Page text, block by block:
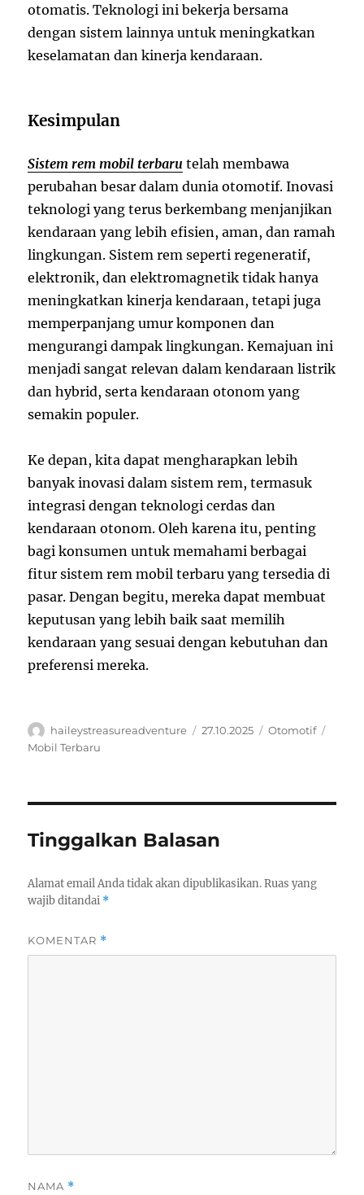
otomatis. Teknologi ini bekerja bersama
dengan sistem lainnya untuk meningkatkan
keselamatan dan kinerja kendaraan.
Kesimpulan
Sistem rem mobil terbaru telah membawa
perubahan besar dalam dunia otomotif. Inovasi
teknologi yang terus berkembang menjanjikan
kendaraan yang lebih efisien, aman, dan ramah
lingkungan. Sistem rem seperti regeneratif,
elektronik, dan elektromagnetik tidak hanya
meningkatkan kinerja kendaraan, tetapi juga
memperpanjang umur komponen dan
mengurangi dampak lingkungan. Kemajuan ini
menjadi sangat relevan dalam kendaraan listrik
dan hybrid, serta kendaraan otonom yang
semakin populer.
Ke depan, kita dapat mengharapkan lebih
banyak inovasi dalam sistem rem, termasuk
integrasi dengan teknologi cerdas dan
kendaraan otonom. Oleh karena itu, penting
bagi konsumen untuk memahami berbagai
fitur sistem rem mobil terbaru yang tersedia di
pasar. Dengan begitu, mereka dapat membuat
keputusan yang lebih baik saat memilih
kendaraan yang sesuai dengan kebutuhan dan
preferensi mereka.
Author
haileystreasureadventure
Posted
27.10.2025 Categories
Otomotif
Mobil Terbaru
Tinggalkan Balasan
Alamat email Anda tidak akan dipublikasikan. Ruas yang
wajib ditandai *
KOMENTAR *
NAMA *